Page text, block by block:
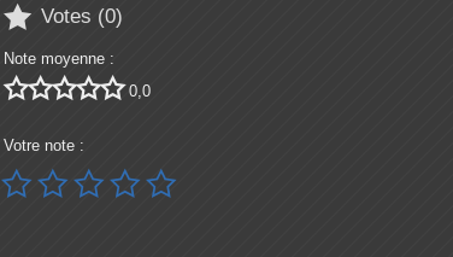
 Votes (0)
Note moyenne :
 0,0
Votre note :
